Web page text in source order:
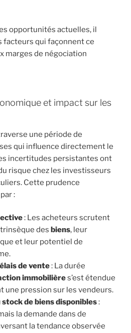
opportunités actuelles, il
facteurs qui façonnent ce
marges de négociation
et impact sur les
une période de
qui influence directement le
incertitudes persistantes ont
risque chez les investisseurs
Cette prudence
:
: Les acheteurs scrutent
des biens, leur
et leur potentiel de
de vente: La durée
immobilières’est étendue
une pression sur les vendeurs.
de biens disponibles:
la demande dans de
la tendance observée